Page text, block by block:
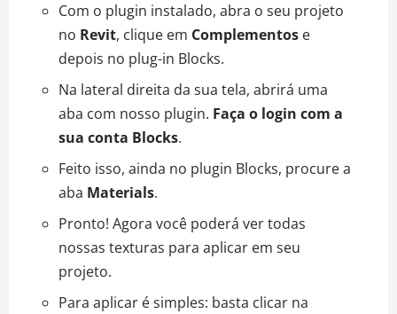
Com o plugin instalado, abra o seu projeto
no Revit, clique em Complementos e
depois no plug-in Blocks.
Na lateral direita da sua tela, abrirá uma
aba com nosso plugin. Faça o login com a
sua conta Blocks.
Feito isso, ainda no plugin Blocks, procure a
aba Materials.
Pronto! Agora você poderá ver todas
nossas texturas para aplicar em seu
projeto.
Para aplicar é simples: basta clicar na